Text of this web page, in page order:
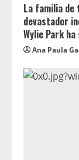
La familia de
devastador
Wylie Park
Ana Paula